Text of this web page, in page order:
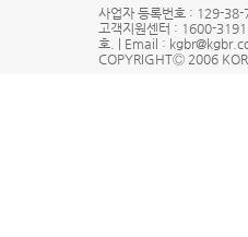
사업자 등록번호 : 129-
고객지원센터 : 1600-3191
호. | Email :
COPYRIGHTⒸ 2006